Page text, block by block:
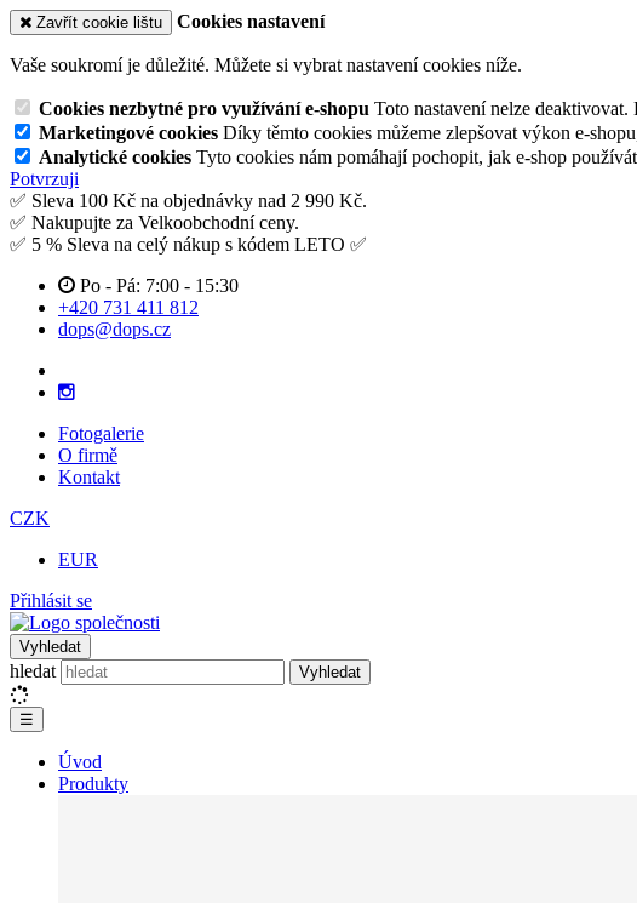
Zavřít cookie lištu Cookies nastavení
Vaše soukromí je důležité. Můžete si vybrat nastavení cookies níže.
Cookies nezbytné pro využívání e-shopu Toto nastavení nelze
Marketingové cookies Díky těmto cookies můžeme zlepšovat výkon e-
Analytické cookies Tyto cookies nám pomáhají pochopit, jak e-shop
Potvrzuji
✅ Sleva 100 Kč na objednávky nad 2 990 Kč.
✅ Nakupujte za Velkoobchodní ceny.
✅ 5 % Sleva na celý nákup s kódem LETO ✅
Po - Pá: 7:00 - 15:30
+420 731 411 812
dops@dops.cz
Fotogalerie
O firmě
Kontakt
CZK
EUR
Přihlásit se
Vyhledat
hledat Vyhledat
☰
Úvod
Produkty